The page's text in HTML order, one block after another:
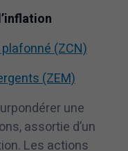
(ZCN)
(ZEM)
une
assortie d’un
Les actions